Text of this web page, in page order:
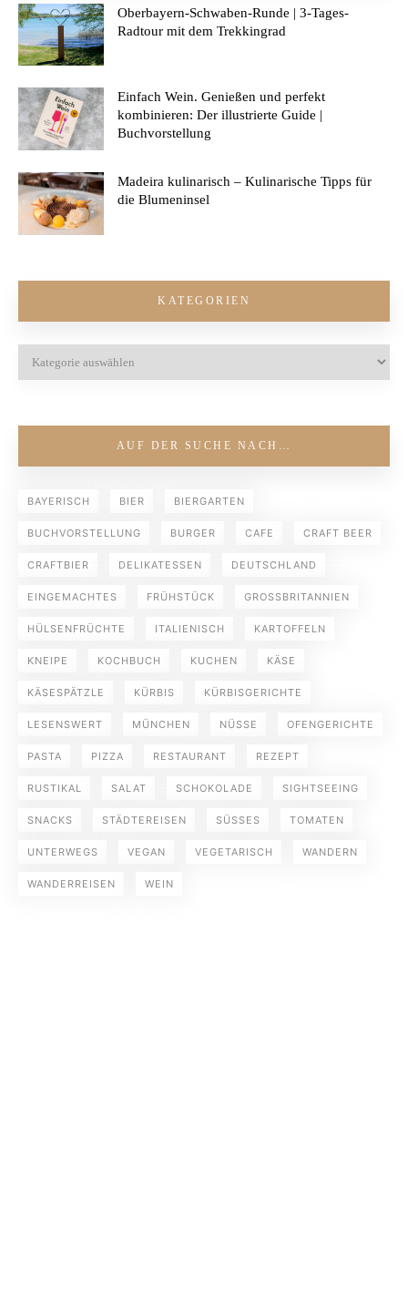
Oberbayern-Schwaben-Runde | 3-Tages-
Radtour mit dem Trekkingrad
Einfach Wein. Genießen und perfekt
kombinieren: Der illustrierte Guide |
Buchvorstellung
Madeira kulinarisch – Kulinarische Tipps für
die Blumeninsel
KATEGORIEN
AUF DER SUCHE NACH…
BAYERISCH BIER BIERGARTEN
BUCHVORSTELLUNG BURGER CAFE CRAFT BEER
CRAFTBIER DELIKATESSEN DEUTSCHLAND
EINGEMACHTES FRÜHSTÜCK GROSSBRITANNIEN
HÜLSENFRÜCHTE ITALIENISCH KARTOFFELN
KNEIPE KOCHBUCH KUCHEN KÄSE
KÄSESPÄTZLE KÜRBIS KÜRBISGERICHTE
LESENSWERT MÜNCHEN NÜSSE OFENGERICHTE
PASTA PIZZA RESTAURANT REZEPT
RUSTIKAL SALAT SCHOKOLADE SIGHTSEEING
SNACKS STÄDTEREISEN SÜSSES TOMATEN
UNTERWEGS VEGAN VEGETARISCH WANDERN
WANDERREISEN WEIN